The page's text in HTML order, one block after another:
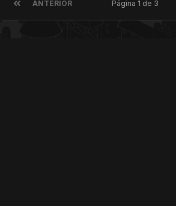
ANTERIOR Página 1 de 3